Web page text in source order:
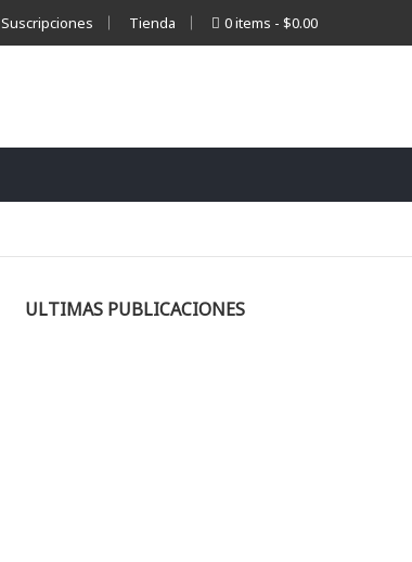
Suscripciones Tienda 0 items $0.00
ULTIMAS PUBLICACIONES